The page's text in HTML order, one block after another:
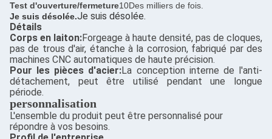
Test d'ouverture/fermeture10Des milliers de fois.
Je suis désolée.Je suis désolée.
Détails
Corps en laiton:Forgeage à haute densité, pas de cloques,
pas de trous d'air, étanche à la corrosion, fabriqué par des
machines CNC automatiques de haute précision.
Pour les pièces d'acier:La conception interne de l'anti-
détachement, peut être utilisé pendant une longue
période.
personnalisation
L'ensemble du produit peut être personnalisé pour
répondre à vos besoins.